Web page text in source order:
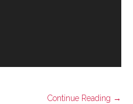
Continue Reading →